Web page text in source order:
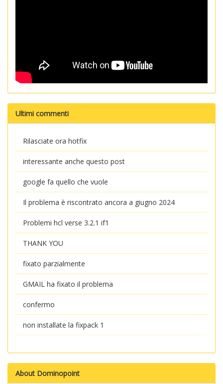
Ultimi commenti
Rilasciate ora hotfix
interessante anche questo post
google fa quello che vuole
Il problema è riscontrato ancora a giugno 2024
Problemi hcl verse 3.2.1 if1
THANK YOU
fixato parzialmente
GMAIL ha fixato il problema
confermo
non installate la fixpack 1
About Dominopoint